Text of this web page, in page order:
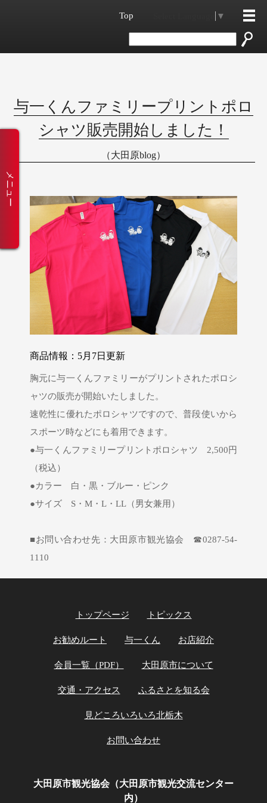
Top ▼
メニュー
与一くんファミリープリントポロ
シャツ販売開始しました！
（大田原blog）
商品情報：5月7日更新
胸元に与一くんファミリーがプリントされたポロシ
ャツの販売が開始いたしました。
速乾性に優れたポロシャツですので、普段使いから
スポーツ時などにも着用できます。
●与一くんファミリープリントポロシャツ 2,500円
（税込）
●カラー 白・黒・ブルー・ピンク
●サイズ S・M・L・LL（男女兼用）
■お問い合わせ先：大田原市観光協会 ☎0287-54-
1110
トップページ トピックス
お勧めルート 与一くん お店紹介
会員一覧（PDF） 大田原市について
交通・アクセス ふるさとを知る会
見どころいろいろ北栃木
お問い合わせ
大田原市観光協会（大田原市観光交流センター
内）